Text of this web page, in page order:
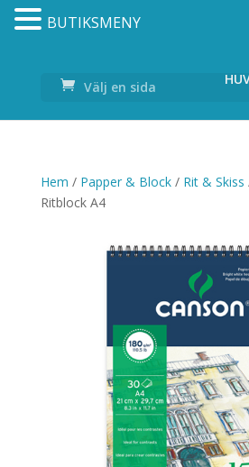
Välj en sida
Hem / Papper & Block/ Rit & Skiss
Ritblock A4
BUTIKSMENY